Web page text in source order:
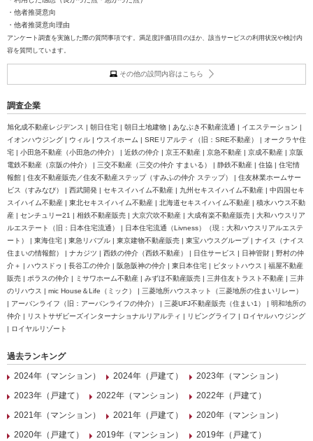
・他者推奨意向
・他者推奨意向理由
アンケート調査を実施した際の質問事項です。満足度評価項目のほか、該当サービスの利用状況や検討内
容を質問しています。
その他の設問内容はこちら
調査企業
旭化成不動産レジデンス | 朝日住宅 | 朝日土地建物 | あなぶき不動産流通 | イエステーション |
イオンハウジング | ウィル | ウスイホーム | SREリアルティ（旧：SRE不動産） | オークラヤ住
宅 | 小田急不動産（小田急の仲介） | 近鉄の仲介 | 京王不動産 | 京急不動産 | 京成不動産 | 京阪
電鉄不動産（京阪の仲介） | 三交不動産（三交の仲介 すまいる） | 静鉄不動産 | 住協 | 住宅情
報館 | 住友不動産販売／住友不動産ステップ（すみふの仲介 ステップ） | 住友林業ホームサー
ビス（すみなび） | 西武開発 | セキスイハイム不動産 | 九州セキスイハイム不動産 | 中四国セキ
スイハイム不動産 | 東北セキスイハイム不動産 | 北海道セキスイハイム不動産 | 積水ハウス不動
産 | センチュリー21 | 相鉄不動産販売 | 大京穴吹不動産 | 大成有楽不動産販売 | 大和ハウスリア
ルエステート（旧：日本住宅流通） | 日本住宅流通（Livness）（現：大和ハウスリアルエステ
ート） | 東海住宅 | 東急リバブル | 東京建物不動産販売 | 東宝ハウスグループ | ナイス（ナイス
住まいの情報館） | ナカジツ | 西鉄の仲介（西鉄不動産） | 日住サービス | 日神管財 | 野村の仲
介＋ | ハウスドゥ | 長谷工の仲介 | 阪急阪神の仲介 | 東日本住宅 | ピタットハウス | 福屋不動産
販売 | ポラスの仲介 | ミサワホーム不動産 | みずほ不動産販売 | 三井住友トラスト不動産 | 三井
のリハウス | mic House＆Life（ミック） | 三菱地所ハウスネット（三菱地所の住まいリレー）
| アーバンライフ（旧：アーバンライフの仲介） | 三菱UFJ不動産販売（住まい1） | 明和地所の
仲介 | リストサザビーズインターナショナルリアルティ | リビングライフ | ロイヤルハウジング
| ロイヤルリゾート
過去ランキング
2024年（マンション）
2024年（戸建て）
2023年（マンション）
2023年（戸建て）
2022年（マンション）
2022年（戸建て）
2021年（マンション）
2021年（戸建て）
2020年（マンション）
2020年（戸建て）
2019年（マンション）
2019年（戸建て）